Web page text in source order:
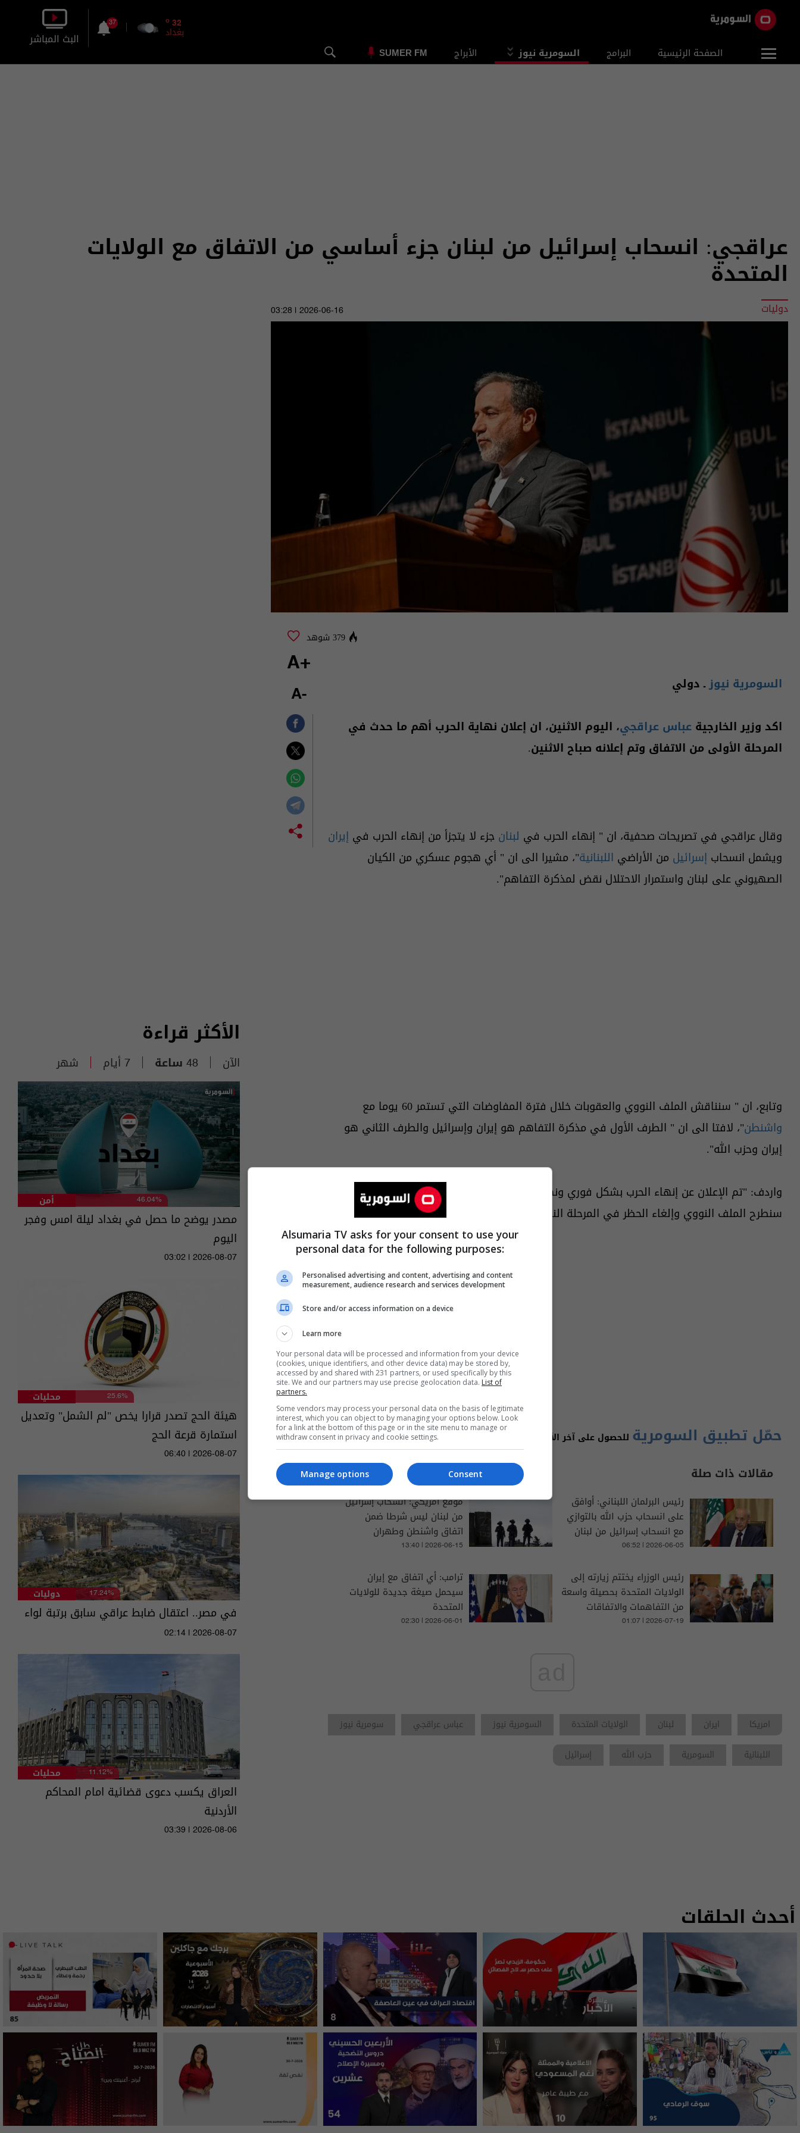
الصفحة الرئيسية البرامج السومرية نيوز الأبراج SUMER FM
32
o
بغداد
37
البث المباشر
عراقجي: انسحاب إسرائيل من لبنان جزء أساسي من الاتفاق مع الولايات
المتحدة
دوليات 2026-06-16 | 03:28
379 شوهد
السومرية نيوزـ دولي
اكد وزير الخارجية عباس عراقجي، اليوم الاثنين، ان إعلان نهاية الحرب أهم ما حدث في
المرحلة الأولى من الاتفاق وتم إعلانه صباح الاثنين.
وقال عراقجي في تصريحات صحفية، ان " إنهاء الحرب في لبنان جزء لا يتجزأ من إنهاء الحرب في إيران
ويشمل انسحاب إسرائيل من الأراضي اللبنانية"، مشيرا الى ان " أي هجوم عسكري من الكيان
الصهيوني على لبنان واستمرار الاحتلال نقض لمذكرة التفاهم".
وتابع، ان " سنناقش الملف النووي والعقوبات خلال فترة المفاوضات التي تستمر 60 يوما مع
واشنطن"، لافتا الى ان " الطرف الأول في مذكرة التفاهم هو إيران وإسرائيل والطرف الثاني هو
إيران وحزب الله".
واردف: "تم الإعلان عن إنهاء الحرب بشكل فوري ونهائي في كل الجبهات ومن بينها لبنان"، مبينا ان "
سنطرح الملف النووي وإلغاء الحظر في المرحلة النهائية من المفاوضات".
حمّل تطبيق السومرية للحصول على آخر الأخبار والتغطيات الخاصة
مقالات ذات صلة
رئيس البرلمان اللبناني: أوافق
على انسحاب حزب الله بالتوازي
مع انسحاب إسرائيل من لبنان
06:52 | 2026-06-05
موقع أمريكي: انسحاب إسرائيل
من لبنان ليس شرطا ضمن
اتفاق واشنطن وطهران
13:40 | 2026-06-15
رئيس الوزراء يختتم زيارته إلى
الولايات المتحدة بحصيلة واسعة
من التفاهمات والاتفاقات
01:07 | 2026-07-19
ترامب: أي اتفاق مع إيران
سيحمل صيغة جديدة للولايات
المتحدة
02:30 | 2026-06-01
امريكا ايران لبنان الولايات المتحدة السومرية نيوز عباس عراقجي
سومرية نيوز
اللبنانية
السومرية حزب الله إسرائيل
+A
-A
الأكثر قراءة
الآن 48 ساعة 7 أيام شهر
أمن 46.04%
مصدر يوضح ما حصل في بغداد ليلة امس وفجر
اليوم
03:02 | 2026-08-07
محليات 25.6%
هيئة الحج تصدر قرارا يخص "لم الشمل" وتعديل
استمارة قرعة الحج
06:40 | 2026-08-07
دوليات 17.24%
في مصر.. اعتقال ضابط عراقي سابق برتبة لواء
02:14 | 2026-08-07
محليات 11.12%
العراق يكسب دعوى قضائية امام المحاكم
الأردنية
03:39 | 2026-08-06
أحدث الحلقات
Alsumaria TV asks for your consent to use your
personal data for the following purposes:
Personalised advertising and content, advertising and content
measurement, audience research and services development
Store and/or access information on a device
Learn more
Your personal data will be processed and information from your device
(cookies, unique identifiers, and other device data) may be stored by,
accessed by and shared with 231 partners, or used specifically by this
site. We and our partners may use precise geolocation data. List of
partners.
Some vendors may process your personal data on the basis of legitimate
interest, which you can object to by managing your options below. Look
for a link at the bottom of this page or in the site menu to manage or
withdraw consent in privacy and cookie settings.
Consent
Manage options